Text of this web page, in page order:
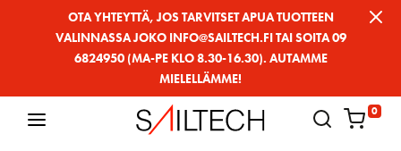
OTA YHTEYTTÄ, JOS TARVITSET APUA TUOTTEEN
VALINNASSA JOKO INFO@SAILTECH.FI TAI SOITA 09
6824950 (MA-PE KLO 8.30-16.30). AUTAMME
MIELELLÄMME!
0